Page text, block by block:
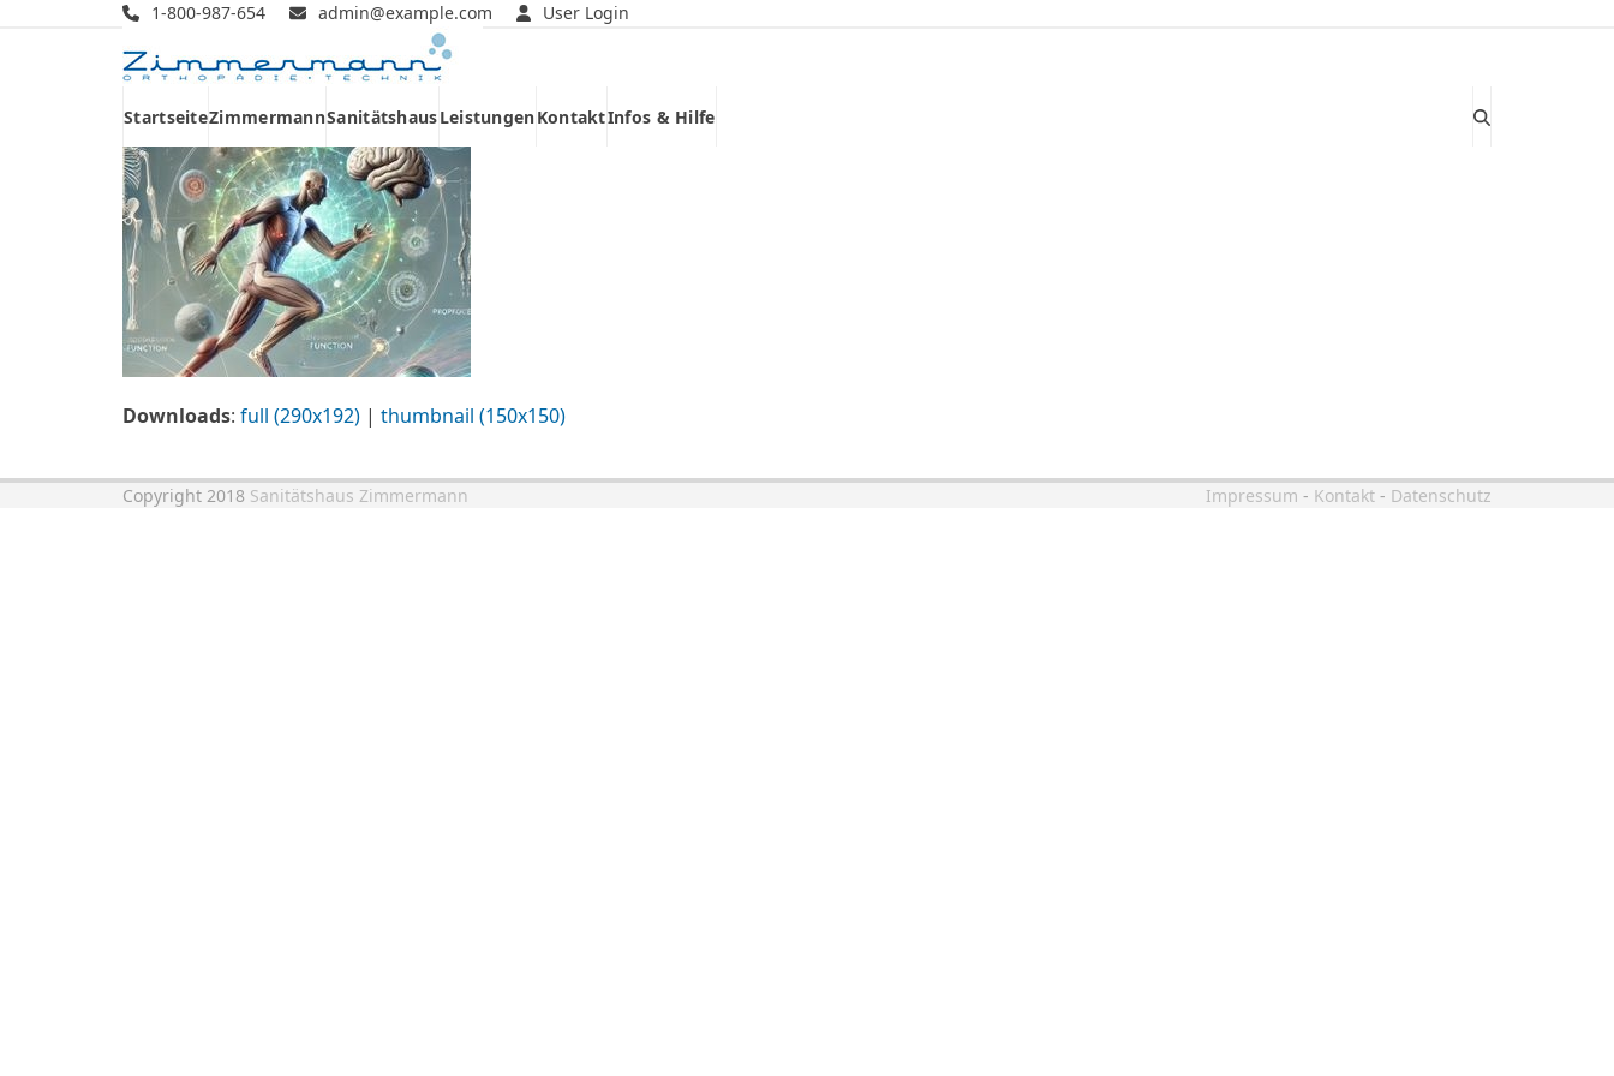
1-800-987-654 admin@example.com User Login
StartseiteZimmermannSanitätshausLeistungenKontaktInfos & Hilfe
Downloads: full (290x192) | thumbnail (150x150)
Copyright 2018 Sanitätshaus Zimmermann Impressum - Kontakt - Datenschutz